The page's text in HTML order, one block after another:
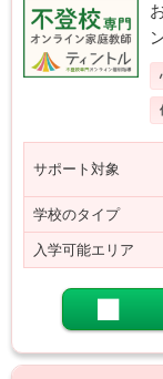
サポート対象
学校のタイプ
入学可能エリア